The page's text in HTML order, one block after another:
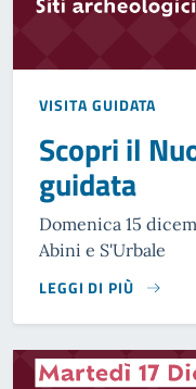
VISITA GUIDATA
Scopri il
guidata
Domenica 15
Abini e S'Urbale
LEGGI DI PIÙ